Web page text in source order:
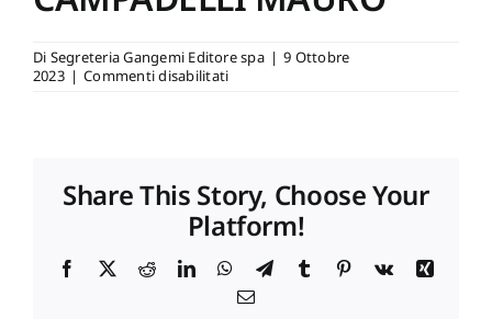
CONSIP / MEPA / ANVUR / CINECA
Newsletter
Proposte di pubblicazione
Di Segreteria Gangemi Editore spa | 9 Ottobre
2023 | Commenti disabilitatisu
Share This Story, Choose Your
Platform!
Facebook
X RedditLinkedInWhatsApp
TelegramTumblr Pinterest
Vk
Xing
Email